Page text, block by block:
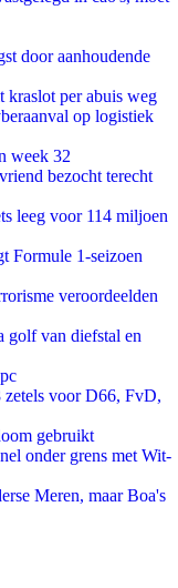
door aanhoudende
per abuis weg
op logistiek
week 32
bezocht terecht
leeg voor 114 miljoen
Formule 1-seizoen
veroordeelden
golf van diefstal en
zetels voor D66, FvD,
gebruikt
onder grens met Wit-
Meren, maar Boa's